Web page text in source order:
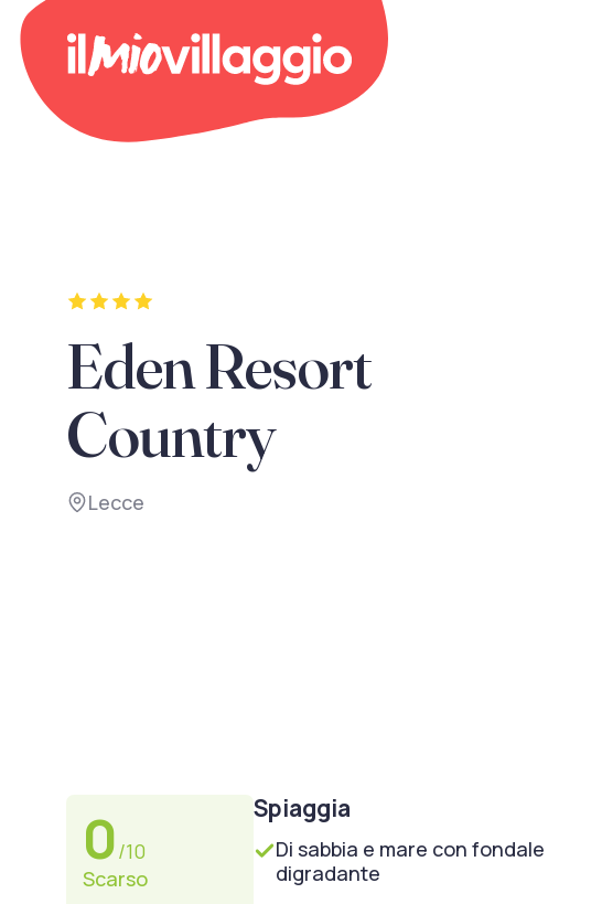
Eden Resort
Country
Lecce
0/10
Scarso
Spiaggia
Di sabbia e mare con fondale
digradante